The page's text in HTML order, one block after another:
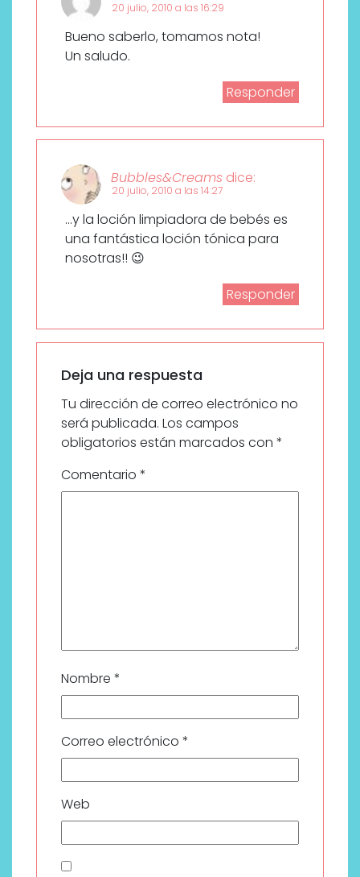
20 julio, 2010 a las 16:29
Bueno saberlo, tomamos nota!
Un saludo.
Responder
Bubbles&Creams dice:
20 julio, 2010 a las 14:27
…y la loción limpiadora de bebés es
una fantástica loción tónica para
nosotras!! 😉
Responder
Deja una respuesta
Tu dirección de correo electrónico no
será publicada. Los campos
obligatorios están marcados con *
Comentario *
Nombre *
Correo electrónico *
Web